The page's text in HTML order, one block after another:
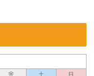
金 土
日